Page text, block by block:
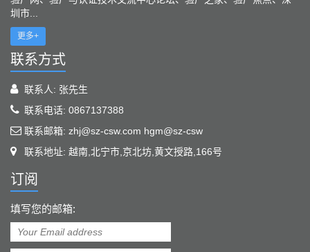
圳市...
更多+
联系方式
联系人: 张先生
联系电话: 0867137388
联系邮箱: zhj@sz-csw.com hgm@sz-csw
联系地址: 越南,北宁市,京北坊,黄文授路,166号
订阅
填写您的邮箱: